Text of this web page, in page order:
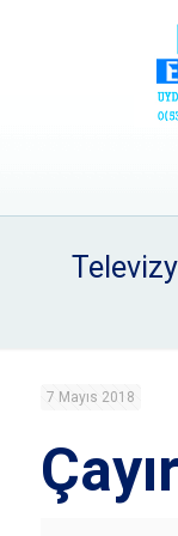
7 Mayıs 2018